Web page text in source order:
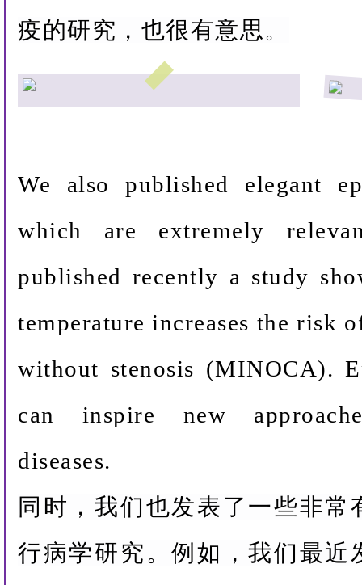
疫的研究，也很有意思。
We also published elegant
which are extremely
published recently a study
temperature increases the risk
without stenosis (MINOCA).
can inspire new
diseases.
同时，我们也发表了一些非
行病学研究。例如，我们最近